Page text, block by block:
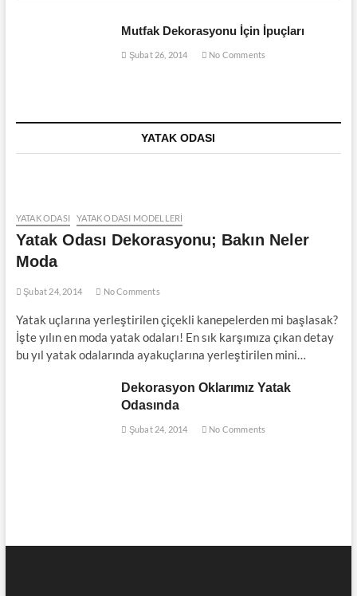
Mutfak Dekorasyonu İçin İpuçları
Şubat 26, 2014 No Comments
YATAK ODASI
YATAK ODASI YATAK ODASI MODELLERI
Yatak Odası Dekorasyonu; Bakın Neler
Moda
Şubat 24, 2014 No Comments
Yatak uçlarına yerleştirilen çiçekli kanepelerden mi başlasak?
İşte yılın en moda yatak odaları! En sık karşımıza çıkan detay
bu yıl yatak odalarında ayakuçlarına yerleştirilen mini…
Dekorasyon Oklarımız Yatak
Odasında
Şubat 24, 2014 No Comments